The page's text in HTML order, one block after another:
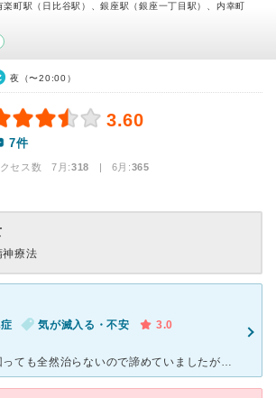
町駅（日比谷駅）、銀座駅（銀座一丁目駅）、内幸町
夜（〜20:00）
3.60
7件
セス数 7月:318 | 6月:365
神療法
気が滅入る・不安
3.0
精神科をいくつか回っても全然治らないので諦めていましたが、先生の記事を拝見して通い始めました。初診は40分ほど診察してもらえます。抜毛症、食毛症なので髪を抜かないために、どうしたら良いかということや内